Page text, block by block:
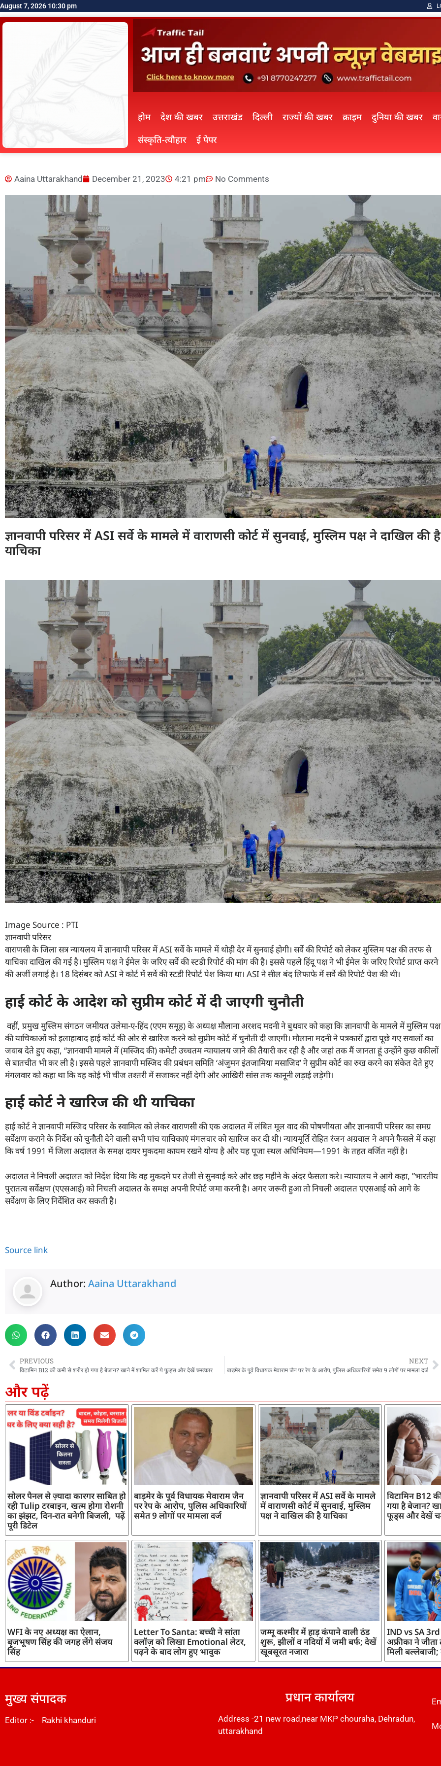
August 7, 2026 10:30 pm
होम देश की खबर उत्तराखंड दिल्ली राज्यों की खबर क्राइम दुनिया की खबर
संस्कृति-त्यौहार
ई पेपर
Aaina Uttarakhand December 21, 2023 4:21 pm No Comments
ज्ञानवापी परिसर में ASI सर्वे के मामले में वाराणसी कोर्ट में सुनवाई, मुस्लिम पक्ष ने दाखिल की है
याचिका
Image Source : PTI
ज्ञानवापी परिसर
वाराणसी के जिला सत्र न्यायलय में ज्ञानवापी परिसर में ASI सर्वे के मामले में थोड़ी देर में सुनवाई होगी। सर्वे की रिपोर्ट को लेकर मुस्लिम पक्ष की तरफ से
याचिका दाखिल की गई है। मुस्लिम पक्ष ने ईमेल के जरिए सर्वे की स्टडी रिपोर्ट की मांग की है। इससे पहले हिंदू पक्ष ने भी ईमेल के जरिए रिपोर्ट प्राप्त करने
की अर्जी लगाई है। 18 दिसंबर को ASI ने कोर्ट में सर्वे की स्टडी रिपोर्ट पेश किया था। ASI ने सील बंद लिफाफे में सर्वे की रिपोर्ट पेश की थी।
हाई कोर्ट के आदेश को सुप्रीम कोर्ट में दी जाएगी चुनौती
वहीं, प्रमुख मुस्लिम संगठन जमीयत उलेमा-ए-हिंद (एएम समूह) के अध्यक्ष मौलाना अरशद मदनी ने बुधवार को कहा कि ज्ञानवापी के मामले में मुस्लिम पक्ष
की याचिकाओं को इलाहाबाद हाई कोर्ट की ओर से खारिज करने को सुप्रीम कोर्ट में चुनौती दी जाएगी। मौलाना मदनी ने पत्रकारों द्वारा पूछे गए सवालों का
जवाब देते हुए कहा, “ज्ञानवापी मामले में (मस्जिद की) कमेटी उच्चतम न्यायालय जाने की तैयारी कर रही है और जहां तक मैं जानता हूं उन्होंने कुछ वकीलों
से बातचीत भी कर ली है। इससे पहले ज्ञानवापी मस्जिद की प्रबंधन समिति ‘अंजुमन इंतजामिया मसाजिद’ ने सुप्रीम कोर्ट का रुख करने का संकेत देते हुए
मंगलवार को कहा था कि वह कोई भी चीज तश्तरी में सजाकर नहीं देगी और आखिरी सांस तक कानूनी लड़ाई लड़ेगी।
हाई कोर्ट ने खारिज की थी याचिका
हाई कोर्ट ने ज्ञानवापी मस्जिद परिसर के स्वामित्व को लेकर वाराणसी की एक अदालत में लंबित मूल वाद की पोषणीयता और ज्ञानवापी परिसर का समग्र
सर्वेक्षण कराने के निर्देश को चुनौती देने वाली सभी पांच याचिकाएं मंगलवार को खारिज कर दी थी। न्यायमूर्ति रोहित रंजन अग्रवाल ने अपने फैसले में कहा
कि वर्ष 1991 में जिला अदालत के समक्ष दायर मुकदमा कायम रखने योग्य है और यह पूजा स्थल अधिनियम—1991 के तहत वर्जित नहीं है।
अदालत ने निचली अदालत को निर्देश दिया कि वह मुकदमे पर तेजी से सुनवाई करे और छह महीने के अंदर फैसला करे। न्यायालय ने आगे कहा, ”भारतीय
पुरातत्व सर्वेक्षण (एएसआई) को निचली अदालत के समक्ष अपनी रिपोर्ट जमा करनी है। अगर जरूरी हुआ तो निचली अदालत एएसआई को आगे के
सर्वेक्षण के लिए निर्देशित कर सकती है।
Source link
Author: Aaina Uttarakhand
PREVIOUS
विटामिन B12 की कमी से शरीर हो गया है बेजान? खाने में शामिल करें ये फूड्स और देखें चमत्कार
NEXT
बाड़मेर के पूर्व विधायक मेवाराम जैन पर रेप के आरोप, पुलिस अधिकारियों समेत 9 लोगों पर मामला दर्ज
और पढ़ें
सोलर पैनल से ज़्यादा कारगर साबित हो
रही Tulip टरबाइन, खत्म होगा रोशनी
का झंझट, दिन-रात बनेगी बिजली, पढ़ें
पूरी डिटेल
बाड़मेर के पूर्व विधायक मेवाराम जैन
पर रेप के आरोप, पुलिस अधिकारियों
समेत 9 लोगों पर मामला दर्ज
ज्ञानवापी परिसर में ASI सर्वे के मामले
में वाराणसी कोर्ट में सुनवाई, मुस्लिम
पक्ष ने दाखिल की है याचिका
विटामिन B12
गया है बेजान?
फूड्स और देखें
WFI के नए अध्यक्ष का ऐलान,
बृजभूषण सिंह की जगह लेंगे संजय
सिंह
Letter To Santa: बच्ची ने सांता
क्लॉज़ को लिखा Emotional लेटर,
पढ़ने के बाद लोग हुए भावुक
जम्मू कश्मीर में हाड़ कंपाने वाली ठंड
शुरू, झीलों व नदियों में जमी बर्फ; देखें
खूबसूरत नजारा
IND vs SA
अफ्रीका ने
मिली
मुख्य संपादक
Editor :- Rakhi khanduri
प्रधान कार्यालय
Address -21 new road,near MKP chouraha, Dehradun,
uttarakhand